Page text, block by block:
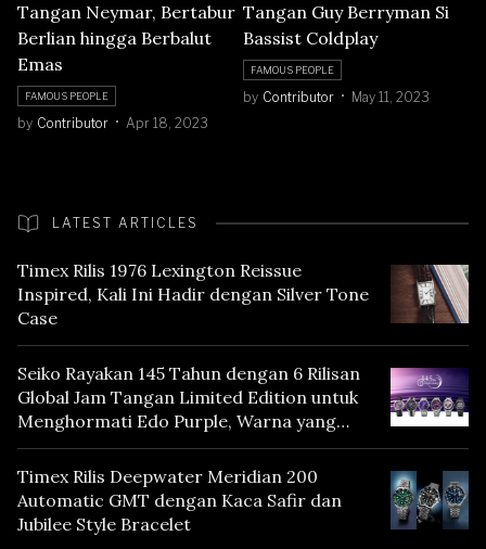
Tangan Neymar, Bertabur
Berlian hingga Berbalut
Emas
FAMOUS PEOPLE
by Contributor Apr 18, 2023
Tangan Guy Berryman Si
Bassist Coldplay
FAMOUS PEOPLE
by Contributor May 11, 2023
LATEST ARTICLES
Timex Rilis 1976 Lexington Reissue
Inspired, Kali Ini Hadir dengan Silver Tone
Case
Seiko Rayakan 145 Tahun dengan 6 Rilisan
Global Jam Tangan Limited Edition untuk
Menghormati Edo Purple, Warna yang
Mencerminkan Warisan Tokyo
Timex Rilis Deepwater Meridian 200
Automatic GMT dengan Kaca Safir dan
Jubilee Style Bracelet